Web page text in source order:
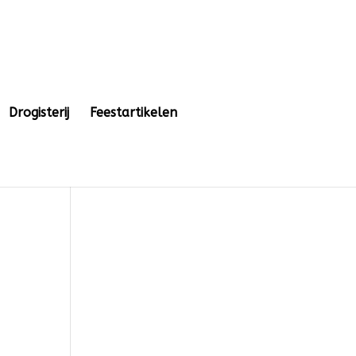
Drogisterij Feestartikelen